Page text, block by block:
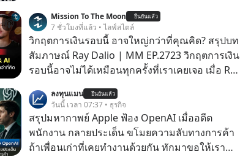
#SCBThailand สามารถดูคลิปที่ youtube ประกอบ
ได้ที่ link : https://youtube.com/shorts/-
xU9gYcfVJk?feature=share
Mission To The Moon ยืนยันแล้ว
7 ชั่วโมงที่แล้ว • ไลฟ์สไตล์
วิกฤตการเงินรอบนี้ อาจใหญ่กว่าที่คุณคิด? สรุปบท
สัมภาษณ์ Ray Dalio | MM EP.2723 วิกฤตการเงิน
รอบนี้อาจไม่ได้เหมือนทุกครั้งที่เราเคยเจอ เมื่อ Ray
ต่อหลายครั้ง ออกมาส่งสัญญาณเตือนระเบิดเวลา
ลูกใหม่ที่กำลังก่อตัวขึ้น จาก "ระเบิดหนี้สิน
มหาศาล" ผสานเข้ากับ "ฟองสบู่กระแส AI" ที่ผู้คน
กำลังแห่ไล่ราคาอย่างบ้าคลั่ง บทเรียนจาก
ลงทุนแมน ยืนยันแล้ว
วันนี้ เวลา 07:37 • ธุรกิจ
สรุปมหากาพย์ Apple ฟ้อง OpenAI เมื่ออดีต
พนักงาน กลายประเด็น ขโมยความลับทางการค้า
ถ้าเพื่อนเก่าที่เคยทำงานด้วยกัน ทักมาขอให้เรา